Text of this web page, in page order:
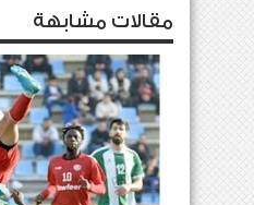
مقالات مشابهة